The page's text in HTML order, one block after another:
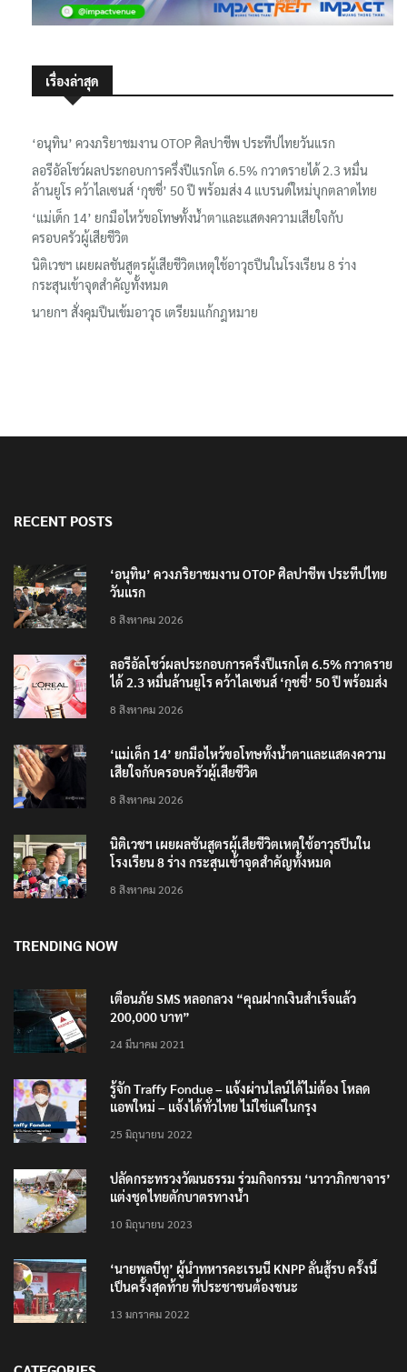
เรื่องล่าสุด
‘อนุทิน’ ควงภริยาชมงาน OTOP ศิลปาชีพ ประทีปไทยวันแรก
ลอรีอัลโชว์ผลประกอบการครึ่งปีแรกโต 6.5% กวาดรายได้ 2.3 หมื่น
ล้านยูโร คว้าไลเซนส์ ‘กุชชี่’ 50 ปี พร้อมส่ง 4 แบรนด์ใหม่บุกตลาดไทย
‘แม่เด็ก 14’ ยกมือไหว้ขอโทษทั้งน้ำตาและแสดงความเสียใจกับ
ครอบครัวผู้เสียชีวิต
นิติเวชฯ เผยผลชันสูตรผู้เสียชีวิตเหตุใช้อาวุธปืนในโรงเรียน 8 ร่าง
กระสุนเข้าจุดสำคัญทั้งหมด
นายกฯ สั่งคุมปืนเข้มอาวุธ เตรียมแก้กฎหมาย
RECENT POSTS
‘อนุทิน’ ควงภริยาชมงาน OTOP ศิลปาชีพ ประทีปไทย
วันแรก
8 สิงหาคม 2026
ลอรีอัลโชว์ผลประกอบการครึ่งปีแรกโต 6.5% กวาดราย
ได้ 2.3 หมื่นล้านยูโร คว้าไลเซนส์ ‘กุชชี่’ 50 ปี พร้อมส่ง
8 สิงหาคม 2026
‘แม่เด็ก 14’ ยกมือไหว้ขอโทษทั้งน้ำตาและแสดงความ
เสียใจกับครอบครัวผู้เสียชีวิต
8 สิงหาคม 2026
นิติเวชฯ เผยผลชันสูตรผู้เสียชีวิตเหตุใช้อาวุธปืนใน
โรงเรียน 8 ร่าง กระสุนเข้าจุดสำคัญทั้งหมด
8 สิงหาคม 2026
TRENDING NOW
เตือนภัย SMS หลอกลวง “คุณฝากเงินสำเร็จแล้ว
200,000 บาท”
24 มีนาคม 2021
รู้จัก Traffy Fondue – แจ้งผ่านไลน์ได้ไม่ต้อง โหลด
แอพใหม่ – แจ้งได้ทั่วไทย ไม่ใช่แค่ในกรุง
25 มิถุนายน 2022
ปลัดกระทรวงวัฒนธรรม ร่วมกิจกรรม ‘นาวาภิกขาจาร’
แต่งชุดไทยตักบาตรทางน้ำ
10 มิถุนายน 2023
‘นายพลบีทู’ ผู้นำทหารคะเรนนี KNPP ลั่นสู้รบ ครั้งนี้
เป็นครั้งสุดท้าย ที่ประชาชนต้องชนะ
13 มกราคม 2022